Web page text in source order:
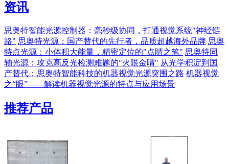
资讯
思奥特智能光源控制器：毫秒级协同，打通视觉系统"神经链
路" 思奥特光源：国产替代的先行者，品质超越海外品牌 思奥
特点光源：小体积大能量，精密定位的"点睛之笔" 思奥特同
轴光源：攻克高反光检测难题的"火眼金睛" 从光学积淀到国
产替代：思奥特智能科技的机器视觉光源突围之路 机器视觉
之“眼”——解读机器视觉光源的特点与应用场景
推荐产品